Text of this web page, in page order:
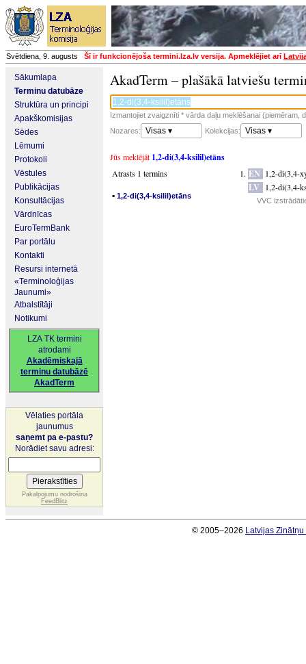
Svētdiena, 9. augusts Šī ir funkcionējoša termini.lza.lv versija. Apmeklējiet arī
Sākumlapa
Terminu datubāze
Struktūra un principi
Apakškomisijas
Sēdes
Lēmumi
Protokoli
Vēstules
Publikācijas
Konsultācijas
Vārdnīcas
EuroTermBank
Par portālu
Kontakti
Resursi internetā
«Terminoloģijas
Jaunumi»
Atbalstītāji
Notikumi
LZA TK termini
atrodami
Akadēmiskajā
terminu datubāzē
AkadTerm
Vēlaties portāla
jaunumus
saņemt pa e-pastu?
Norādiet savu adresi:
Pakalpojumu nodrošina
FeedBlitz
AkadTerm – plašākā latviešu
Izmantojiet zvaigznīti * vārda daļu meklēšanai (piemēram,
Nozares:
Visas ▾ Kolekcijas: Visas ▾
Jūs meklējāt 1,2-di(3,4-ksilil)etāns
Atrasts 1 termins
▪ 1,2-di(3,4-ksilil)etāns
EN 1,2-di(3,4-
LV 1,2-di(3,4-
VVC
© 2005–2026 Latvijas